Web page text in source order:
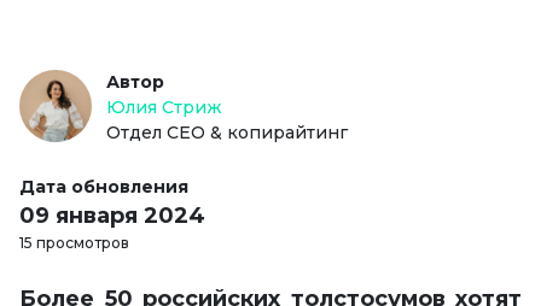
Автор
Юлия Стриж
Отдел СЕО & копирайтинг
Дата обновления
09 января 2024
15 просмотров
Более 50 российских толстосумов хотят